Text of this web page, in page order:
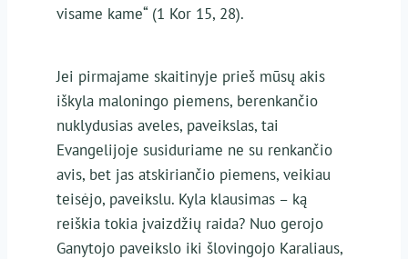
visame kame“ (1 Kor 15, 28).
Jei pirmajame skaitinyje prieš mūsų akis
iškyla maloningo piemens, berenkančio
nuklydusias aveles, paveikslas, tai
Evangelijoje susiduriame ne su renkančio
avis, bet jas atskiriančio piemens, veikiau
teisėjo, paveikslu. Kyla klausimas – ką
reiškia tokia įvaizdžių raida? Nuo gerojo
Ganytojo paveikslo iki šlovingojo Karaliaus,